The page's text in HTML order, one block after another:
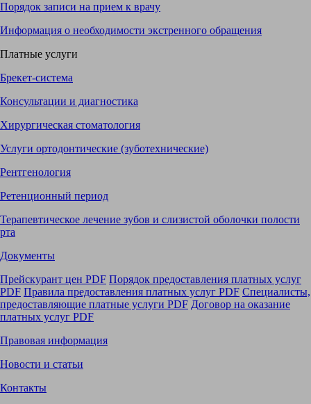
Порядок записи на прием к врачу
Информация о необходимости экстренного обращения
Платные услуги
Брекет-система
Консультации и диагностика
Хирургическая стоматология
Услуги ортодонтические (зуботехнические)
Рентгенология
Ретенционный период
Терапевтическое лечение зубов и слизистой оболочки полости
рта
Документы
Прейскурант цен PDF Порядок предоставления платных услуг
PDF Правила предоставления платных услуг PDF Специалисты,
предоставляющие платные услуги PDF Договор на оказание
платных услуг PDF
Правовая информация
Новости и статьи
Контакты